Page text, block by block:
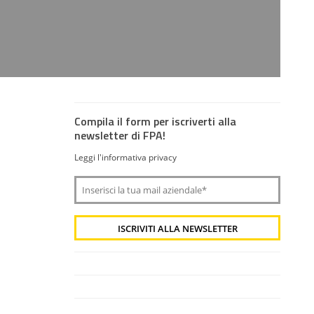
Compila il form per iscriverti alla
newsletter di FPA!
Leggi l'informativa privacy